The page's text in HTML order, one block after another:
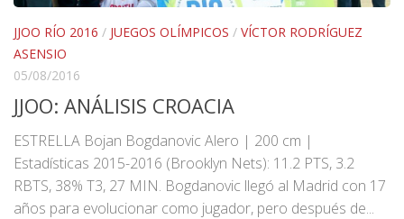
JJOO RÍO 2016 / JUEGOS OLÍMPICOS / VÍCTOR RODRÍGUEZ
ASENSIO
05/08/2016
JJOO: ANÁLISIS CROACIA
ESTRELLA Bojan Bogdanovic Alero | 200 cm |
Estadísticas 2015-2016 (Brooklyn Nets): 11.2 PTS, 3.2
RBTS, 38% T3, 27 MIN. Bogdanovic llegó al Madrid con 17
años para evolucionar como jugador, pero después de...